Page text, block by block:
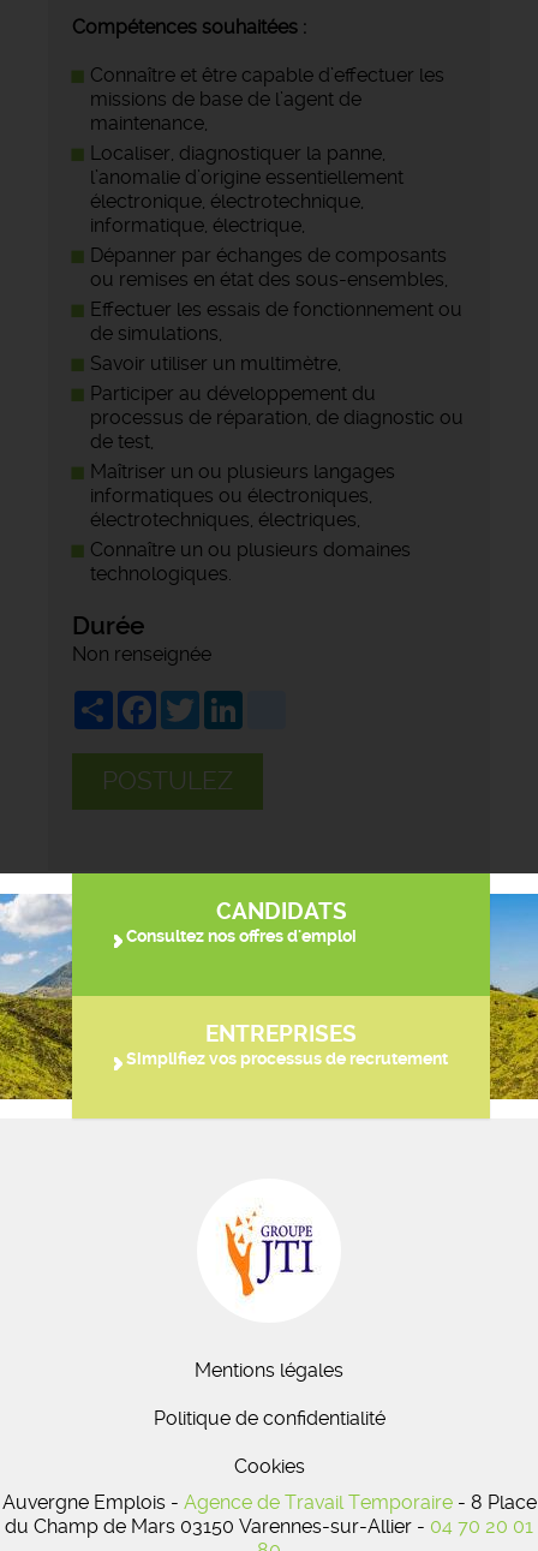
Compétences souhaitées :
Connaître et être capable d’effectuer les
missions de base de l’agent de
maintenance,
Localiser, diagnostiquer la panne,
l’anomalie d’origine essentiellement
électronique, électrotechnique,
informatique, électrique,
Dépanner par échanges de composants
ou remises en état des sous-ensembles,
Effectuer les essais de fonctionnement ou
de simulations,
Savoir utiliser un multimètre,
Participer au développement du
processus de réparation, de diagnostic ou
de test,
Maîtriser un ou plusieurs langages
informatiques ou électroniques,
électrotechniques, électriques,
Connaître un ou plusieurs domaines
technologiques.
Durée
Non renseignée
ShareFacebook
Twitter
POSTULEZ
CANDIDATS
Consultez nos offres d'emploi
ENTREPRISES
Simplifiez vos processus de recrutement
Mentions légales
Politique de confidentialité
Cookies
Auvergne Emplois - Agence de Travail Temporaire- 8 Place
du Champ de Mars 03150 Varennes-sur-Allier - 04 70 20 01